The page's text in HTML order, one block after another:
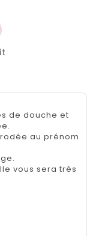
de douche et
au prénom
vous sera très